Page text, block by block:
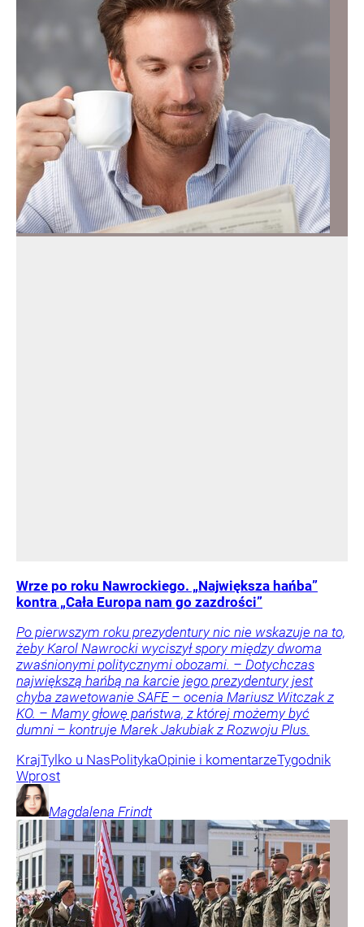
Wrze po roku Nawrockiego. „Największa hańba”
kontra „Cała Europa nam go zazdrości”
Po pierwszym roku prezydentury nic nie wskazuje na to,
żeby Karol Nawrocki wyciszył spory między dwoma
zwaśnionymi politycznymi obozami. – Dotychczas
największą hańbą na karcie jego prezydentury jest
chyba zawetowanie SAFE – ocenia Mariusz Witczak z
KO. – Mamy głowę państwa, z której możemy być
dumni – kontruje Marek Jakubiak z Rozwoju Plus.
KrajTylko u NasPolitykaOpinie i komentarzeTygodnik
Wprost
Magdalena Frindt